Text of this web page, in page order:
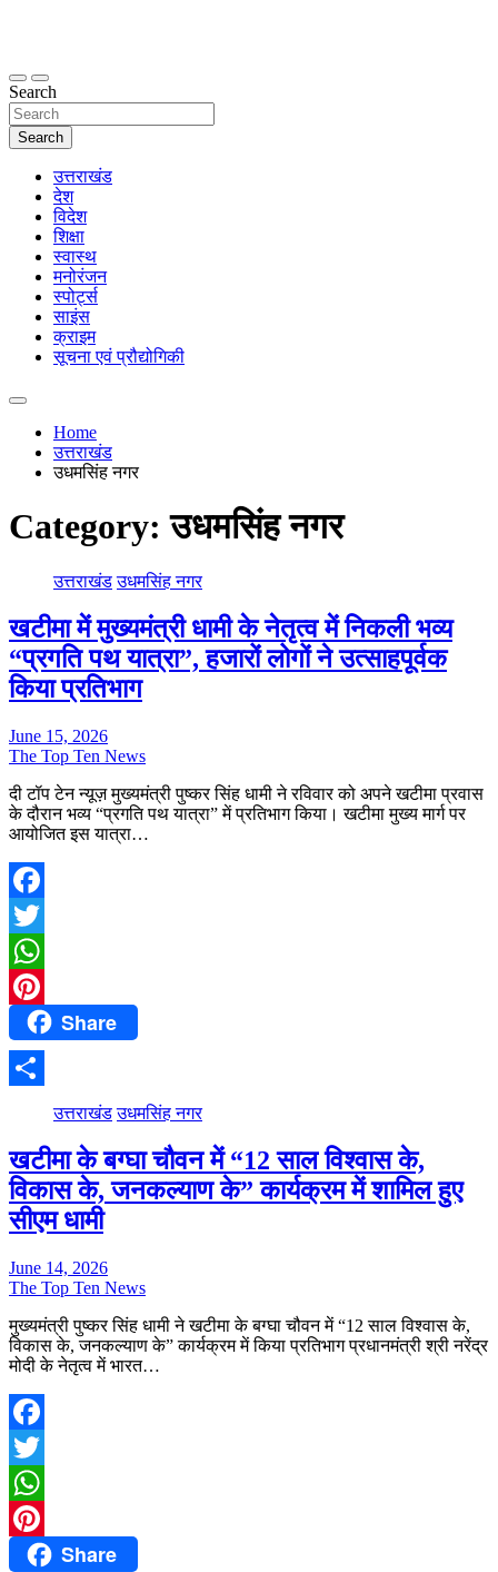
thetoptennews.com
Search
Search
उत्तराखंड
देश
विदेश
शिक्षा
स्वास्थ
मनोरंजन
स्पोर्ट्स
साइंस
क्राइम
सूचना एवं प्रौद्योगिकी
Home
उत्तराखंड
उधमसिंह नगर
Category:उधमसिंह नगर
उत्तराखंड उधमसिंह नगर
खटीमा में मुख्यमंत्री धामी के नेतृत्व में निकली भव्य
“प्रगति पथ यात्रा”, हजारों लोगों ने उत्साहपूर्वक
किया प्रतिभाग
June 15, 2026
The Top Ten News
दी टॉप टेन न्यूज़ मुख्यमंत्री पुष्कर सिंह धामी ने रविवार को अपने खटीमा प्रवास
के दौरान भव्य “प्रगति पथ यात्रा” में प्रतिभाग किया। खटीमा मुख्य मार्ग पर
आयोजित इस यात्रा…
Facebook
Twitter
WhatsApp
PinterestShare
उत्तराखंड उधमसिंह नगर
खटीमा के बग्घा चौवन में “12 साल विश्वास के,
विकास के, जनकल्याण के” कार्यक्रम में शामिल हुए
सीएम धामी
June 14, 2026
The Top Ten News
मुख्यमंत्री पुष्कर सिंह धामी ने खटीमा के बग्घा चौवन में “12 साल विश्वास के,
विकास के, जनकल्याण के” कार्यक्रम में किया प्रतिभाग प्रधानमंत्री श्री नरेंद्र
मोदी के नेतृत्व में भारत…
Facebook
Twitter
WhatsApp
PinterestShare